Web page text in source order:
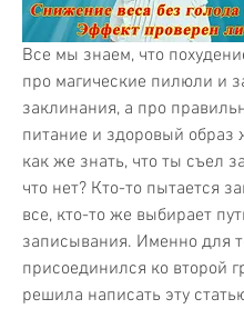
Все мы знаем, что
про магические пилюли и
заклинания, а про
питание и здоровый образ
как же знать, что ты съел
что нет? Кто-то пытается
все, кто-то же выбирает
записывания. Именно для
присоединился ко второй
решила написать эту